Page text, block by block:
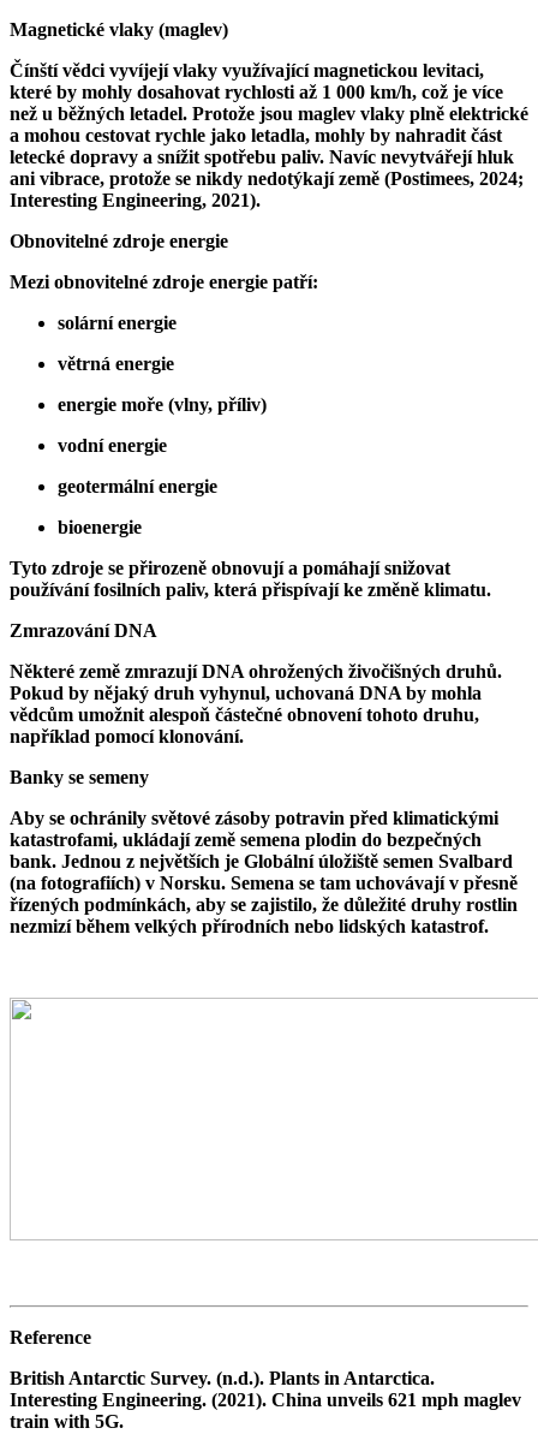
Magnetické vlaky (maglev)
Čínští vědci vyvíjejí vlaky využívající magnetickou levitaci,
které by mohly dosahovat rychlosti až 1 000 km/h, což je více
než u běžných letadel. Protože jsou maglev vlaky plně elektrické
a mohou cestovat rychle jako letadla, mohly by nahradit část
letecké dopravy a snížit spotřebu paliv. Navíc nevytvářejí hluk
ani vibrace, protože se nikdy nedotýkají země (Postimees, 2024;
Interesting Engineering, 2021).
Obnovitelné zdroje energie
Mezi obnovitelné zdroje energie patří:
solární energie
větrná energie
energie moře (vlny, příliv)
vodní energie
geotermální energie
bioenergie
Tyto zdroje se přirozeně obnovují a pomáhají snižovat
používání fosilních paliv, která přispívají ke změně klimatu.
Zmrazování DNA
Některé země zmrazují DNA ohrožených živočišných druhů.
Pokud by nějaký druh vyhynul, uchovaná DNA by mohla
vědcům umožnit alespoň částečné obnovení tohoto druhu,
například pomocí klonování.
Banky se semeny
Aby se ochránily světové zásoby potravin před klimatickými
katastrofami, ukládají země semena plodin do bezpečných
bank. Jednou z největších je Globální úložiště semen Svalbard
(na fotografiích) v Norsku. Semena se tam uchovávají v přesně
řízených podmínkách, aby se zajistilo, že důležité druhy rostlin
nezmizí během velkých přírodních nebo lidských katastrof.
Reference
British Antarctic Survey. (n.d.). Plants in Antarctica.
Interesting Engineering. (2021). China unveils 621 mph maglev
train with 5G.